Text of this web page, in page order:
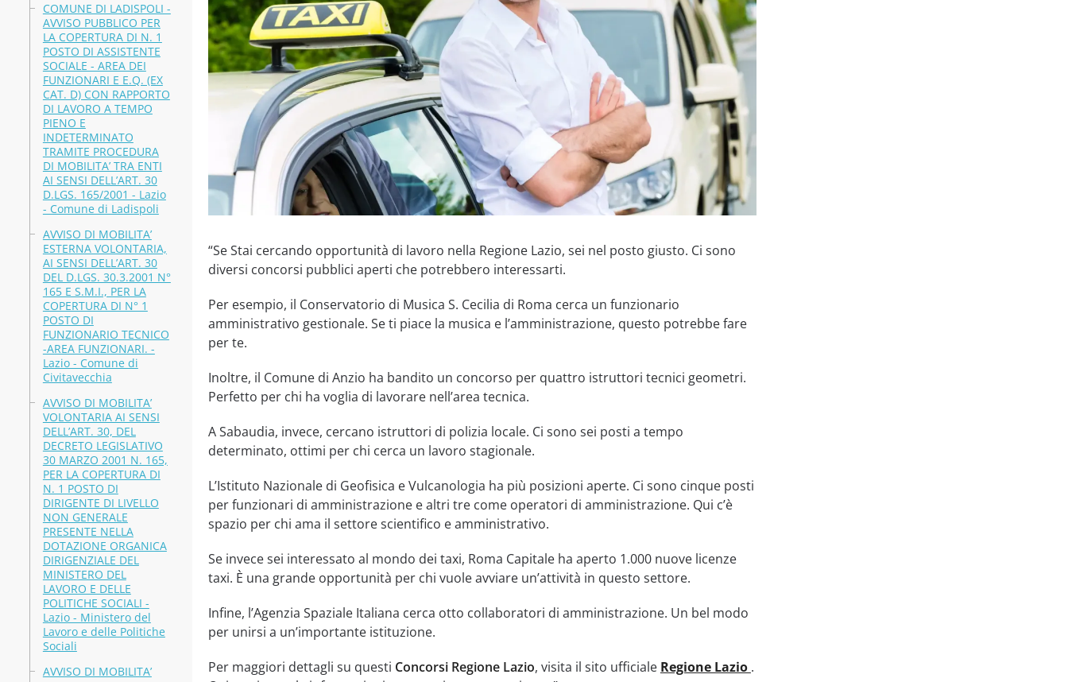
COMUNE DI LADISPOLI -
AVVISO PUBBLICO PER
LA COPERTURA DI N. 1
POSTO DI ASSISTENTE
SOCIALE - AREA DEI
FUNZIONARI E E.Q. (EX
CAT. D) CON RAPPORTO
DI LAVORO A TEMPO
PIENO E
INDETERMINATO
TRAMITE PROCEDURA
DI MOBILITA’ TRA ENTI
AI SENSI DELL’ART. 30
D.LGS. 165/2001 - Lazio
- Comune di Ladispoli
AVVISO DI MOBILITA’
ESTERNA VOLONTARIA,
AI SENSI DELL’ART. 30
DEL D.LGS. 30.3.2001 N°
165 E S.M.I., PER LA
COPERTURA DI N° 1
POSTO DI
FUNZIONARIO TECNICO
-AREA FUNZIONARI. -
Lazio - Comune di
Civitavecchia
AVVISO DI MOBILITA’
VOLONTARIA AI SENSI
DELL’ART. 30, DEL
DECRETO LEGISLATIVO
30 MARZO 2001 N. 165,
PER LA COPERTURA DI
N. 1 POSTO DI
DIRIGENTE DI LIVELLO
NON GENERALE
PRESENTE NELLA
DOTAZIONE ORGANICA
DIRIGENZIALE DEL
MINISTERO DEL
LAVORO E DELLE
POLITICHE SOCIALI -
Lazio - Ministero del
Lavoro e delle Politiche
Sociali
AVVISO DI MOBILITA’
“Se Stai cercando opportunità di lavoro nella Regione Lazio, sei nel posto giusto. Ci sono
diversi concorsi pubblici aperti che potrebbero interessarti.
Per esempio, il Conservatorio di Musica S. Cecilia di Roma cerca un funzionario
amministrativo gestionale. Se ti piace la musica e l’amministrazione, questo potrebbe fare
per te.
Inoltre, il Comune di Anzio ha bandito un concorso per quattro istruttori tecnici geometri.
Perfetto per chi ha voglia di lavorare nell’area tecnica.
A Sabaudia, invece, cercano istruttori di polizia locale. Ci sono sei posti a tempo
determinato, ottimi per chi cerca un lavoro stagionale.
L’Istituto Nazionale di Geofisica e Vulcanologia ha più posizioni aperte. Ci sono cinque posti
per funzionari di amministrazione e altri tre come operatori di amministrazione. Qui c’è
spazio per chi ama il settore scientifico e amministrativo.
Se invece sei interessato al mondo dei taxi, Roma Capitale ha aperto 1.000 nuove licenze
taxi. È una grande opportunità per chi vuole avviare un’attività in questo settore.
Infine, l’Agenzia Spaziale Italiana cerca otto collaboratori di amministrazione. Un bel modo
per unirsi a un’importante istituzione.
Per maggiori dettagli su questi Concorsi Regione Lazio, visita il sito ufficiale Regione Lazio .